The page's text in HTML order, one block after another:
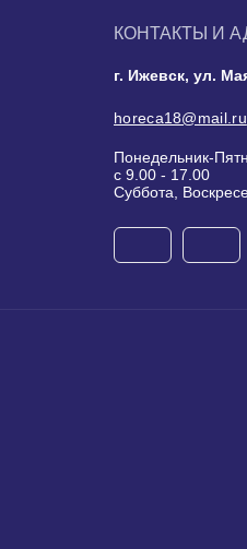
КОНТАКТЫ И
г. Ижевск, ул.
horeca18@mail.ru
Понедельник-
с 9.00 - 17.00
Суббота,